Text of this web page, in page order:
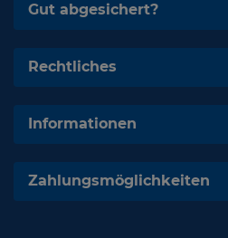
Gut abgesichert?
Rechtliches
Informationen
Zahlungsmöglichkeiten